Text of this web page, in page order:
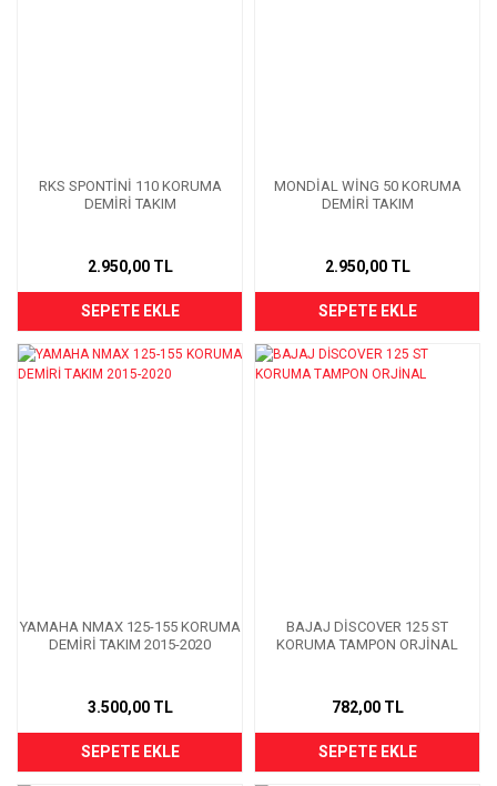
RKS SPONTİNİ 110 KORUMA
DEMİRİ TAKIM
2.950,00 TL
SEPETE EKLE
MONDİAL WİNG 50 KORUMA
DEMİRİ TAKIM
2.950,00 TL
SEPETE EKLE
YAMAHA NMAX 125-155 KORUMA
DEMİRİ TAKIM 2015-2020
3.500,00 TL
SEPETE EKLE
BAJAJ DİSCOVER 125 ST
KORUMA TAMPON ORJİNAL
782,00 TL
SEPETE EKLE